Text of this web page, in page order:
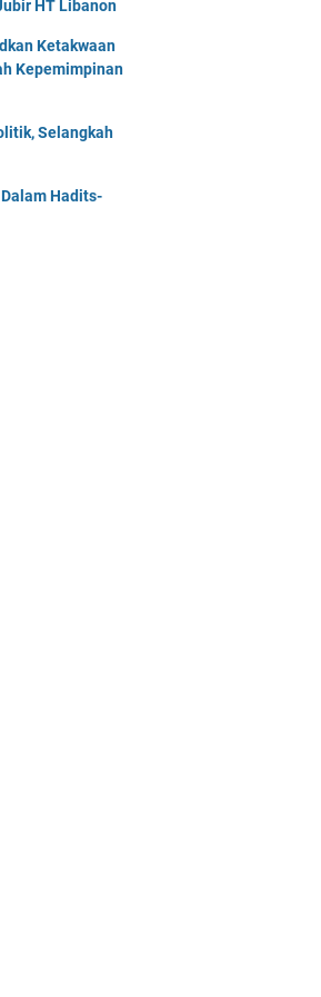
HT Libanon
Ketakwaan
Kepemimpinan
Selangkah
Hadits-